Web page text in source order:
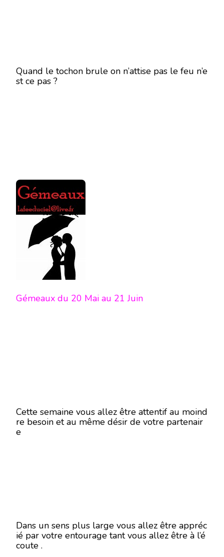
Quand le tochon brule on n’attise pas le feu n’e
st ce pas ?
Gémeaux du 20 Mai au 21 Juin
Cette semaine vous allez être attentif au moind
re besoin et au même désir de votre partenair
e
Dans un sens plus large vous allez être appréc
ié par votre entourage tant vous allez être à l’é
coute .